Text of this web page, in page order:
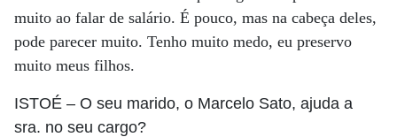
muito ao falar de salário. É pouco, mas na cabeça deles,
pode parecer muito. Tenho muito medo, eu preservo
muito meus filhos.
ISTOÉ – O seu marido, o Marcelo Sato, ajuda a
sra. no seu cargo?